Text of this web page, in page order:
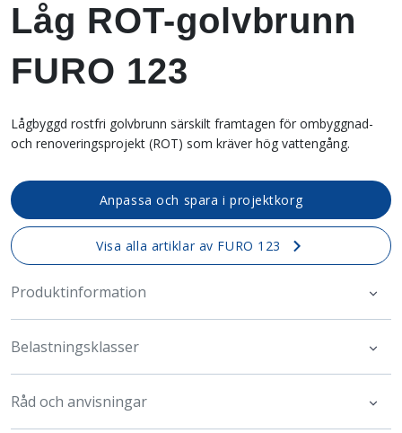
Låg ROT-golvbrunn
FURO 123
Lågbyggd rostfri golvbrunn särskilt framtagen för ombyggnad-
och renoveringsprojekt (ROT) som kräver hög vattengång.
Anpassa och spara i projektkorg
Visa alla artiklar av FURO 123
Produktinformation
Belastningsklasser
Råd och anvisningar